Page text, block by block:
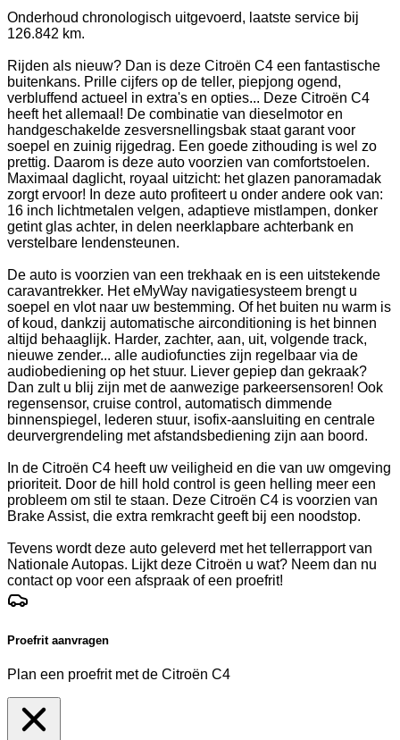
Onderhoud chronologisch uitgevoerd, laatste service bij
126.842 km.
Rijden als nieuw? Dan is deze Citroën C4 een fantastische
buitenkans. Prille cijfers op de teller, piepjong ogend,
verbluffend actueel in extra's en opties... Deze Citroën C4
heeft het allemaal! De combinatie van dieselmotor en
handgeschakelde zesversnellingsbak staat garant voor
soepel en zuinig rijgedrag. Een goede zithouding is wel zo
prettig. Daarom is deze auto voorzien van comfortstoelen.
Maximaal daglicht, royaal uitzicht: het glazen panoramadak
zorgt ervoor! In deze auto profiteert u onder andere ook van:
16 inch lichtmetalen velgen, adaptieve mistlampen, donker
getint glas achter, in delen neerklapbare achterbank en
verstelbare lendensteunen.
De auto is voorzien van een trekhaak en is een uitstekende
caravantrekker. Het eMyWay navigatiesysteem brengt u
soepel en vlot naar uw bestemming. Of het buiten nu warm is
of koud, dankzij automatische airconditioning is het binnen
altijd behaaglijk. Harder, zachter, aan, uit, volgende track,
nieuwe zender... alle audiofuncties zijn regelbaar via de
audiobediening op het stuur. Liever gepiep dan gekraak?
Dan zult u blij zijn met de aanwezige parkeersensoren! Ook
regensensor, cruise control, automatisch dimmende
binnenspiegel, lederen stuur, isofix-aansluiting en centrale
deurvergrendeling met afstandsbediening zijn aan boord.
In de Citroën C4 heeft uw veiligheid en die van uw omgeving
prioriteit. Door de hill hold control is geen helling meer een
probleem om stil te staan. Deze Citroën C4 is voorzien van
Brake Assist, die extra remkracht geeft bij een noodstop.
Tevens wordt deze auto geleverd met het tellerrapport van
Nationale Autopas. Lijkt deze Citroën u wat? Neem dan nu
contact op voor een afspraak of een proefrit!
Proefrit aanvragen
Plan een proefrit met de Citroën C4